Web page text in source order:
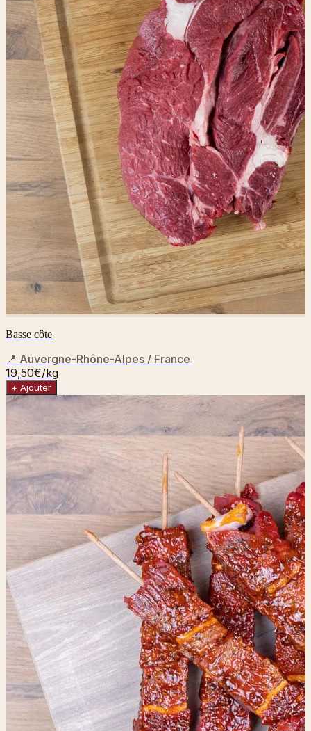
Basse côte
📍 Auvergne-Rhône-Alpes / France
19,50€/kg
+ Ajouter